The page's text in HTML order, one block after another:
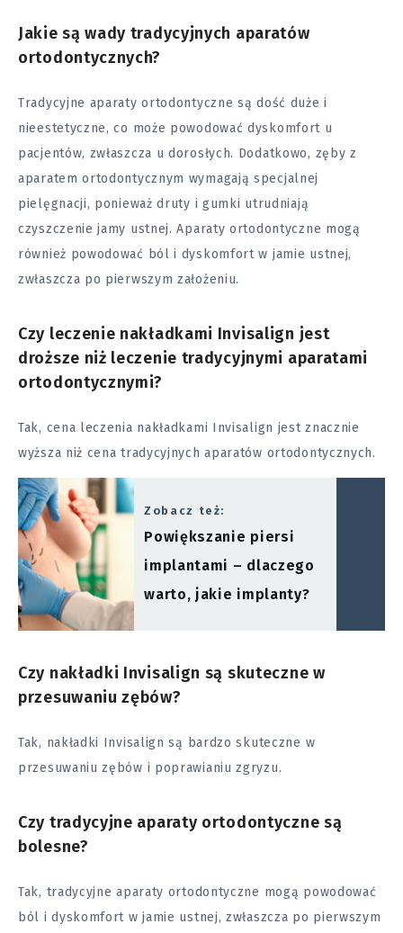
Jakie są wady tradycyjnych aparatów
ortodontycznych?
Tradycyjne aparaty ortodontyczne są dość duże i
nieestetyczne, co może powodować dyskomfort u
pacjentów, zwłaszcza u dorosłych. Dodatkowo, zęby z
aparatem ortodontycznym wymagają specjalnej
pielęgnacji, ponieważ druty i gumki utrudniają
czyszczenie jamy ustnej. Aparaty ortodontyczne mogą
również powodować ból i dyskomfort w jamie ustnej,
zwłaszcza po pierwszym założeniu.
Czy leczenie nakładkami Invisalign jest
droższe niż leczenie tradycyjnymi aparatami
ortodontycznymi?
Tak, cena leczenia nakładkami Invisalign jest znacznie
wyższa niż cena tradycyjnych aparatów ortodontycznych.
Zobacz też:
Powiększanie piersi
implantami – dlaczego
warto, jakie implanty?
Czy nakładki Invisalign są skuteczne w
przesuwaniu zębów?
Tak, nakładki Invisalign są bardzo skuteczne w
przesuwaniu zębów i poprawianiu zgryzu.
Czy tradycyjne aparaty ortodontyczne są
bolesne?
Tak, tradycyjne aparaty ortodontyczne mogą powodować
ból i dyskomfort w jamie ustnej, zwłaszcza po pierwszym